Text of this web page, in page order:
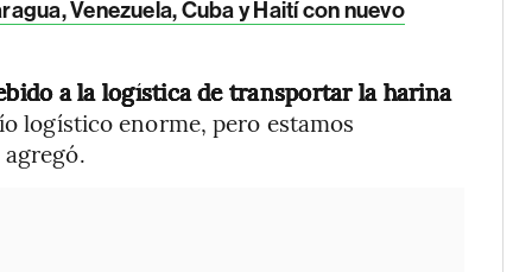
Venezuela, Cuba y Haití con nuevo
a la logística de transportar la harina
logístico enorme, pero estamos